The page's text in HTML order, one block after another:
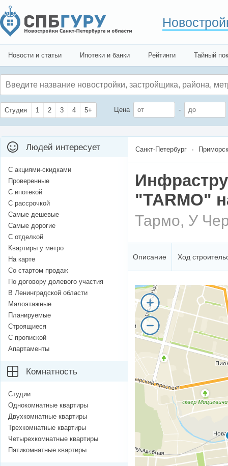
Новости и статьи Ипотеки и банки Рейтинги Тайный
Студия 1 2 3 4 5+ Цена -
Санкт-Петербург
"TARMO"
Тармо, У
Описание Ход
Людей интересует
С акциями-скидками
Проверенные
С ипотекой
С рассрочкой
Самые дешевые
Самые дорогие
С отделкой
Квартиры у метро
На карте
Со стартом продаж
По договору долевого участия
В Ленинградской области
Малоэтажные
Планируемые
Строящиеся
С пропиской
Апартаменты
Комнатность
Студии
Однокомнатные квартиры
Двухкомнатные квартиры
Трехкомнатные квартиры
Четырехкомнатные квартиры
Пятикомнатные квартиры